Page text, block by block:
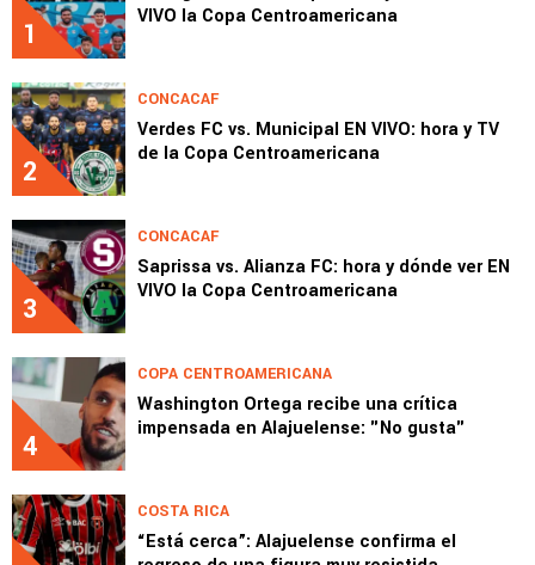
1
VIVO la Copa Centroamericana
2
CONCACAF
Verdes FC vs. Municipal EN VIVO: hora y TV
de la Copa Centroamericana
3
CONCACAF
Saprissa vs. Alianza FC: hora y dónde ver EN
VIVO la Copa Centroamericana
4
COPA CENTROAMERICANA
Washington Ortega recibe una crítica
impensada en Alajuelense: "No gusta"
COSTA RICA
“Está cerca”: Alajuelense confirma el